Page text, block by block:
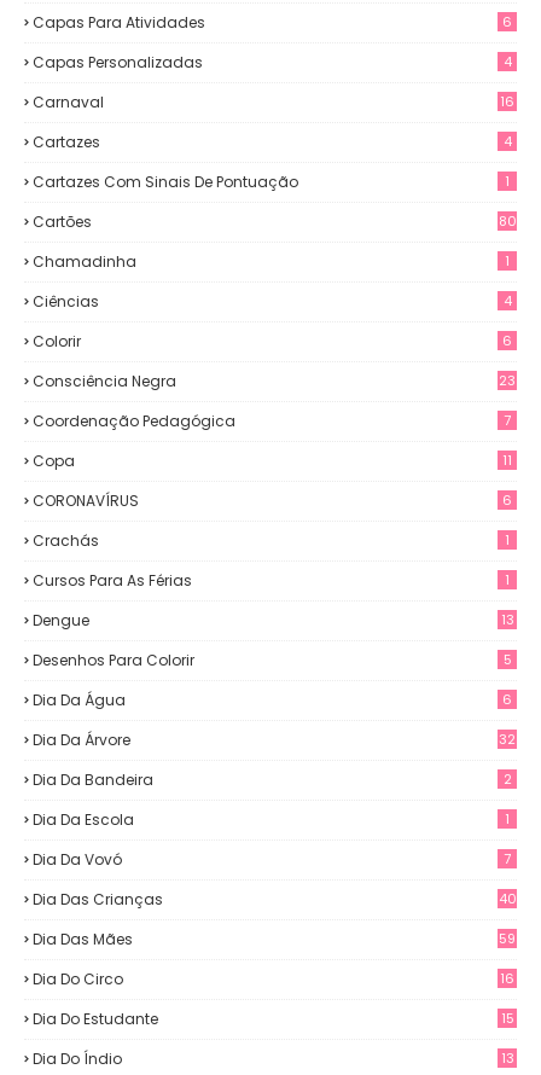
Capas Para Atividades 6
Capas Personalizadas 4
Carnaval 16
Cartazes 4
Cartazes Com Sinais De Pontuação 1
Cartões 80
Chamadinha 1
Ciências 4
Colorir 6
Consciência Negra 23
Coordenação Pedagógica 7
Copa 11
CORONAVÍRUS 6
Crachás 1
Cursos Para As Férias 1
Dengue 13
Desenhos Para Colorir 5
Dia Da Água 6
Dia Da Árvore 32
Dia Da Bandeira 2
Dia Da Escola 1
Dia Da Vovó 7
Dia Das Crianças 40
Dia Das Mães 59
Dia Do Circo 16
Dia Do Estudante 15
Dia Do Índio 13